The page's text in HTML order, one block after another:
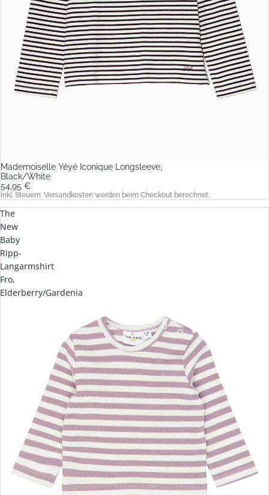
Mademoiselle Yéyé Iconique Longsleeve,
Black/White
54,95 €
Inkl. Steuern. Versandkosten werden beim Checkout berechnet.
The
New
Baby
Ripp-
Langarmshirt
Fro,
Elderberry/Gardenia